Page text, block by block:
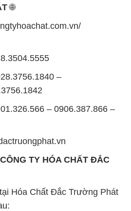
🌐
–
– 0906.387.866 –
TY HÓA CHẤT ĐẮC
tại Hóa Chất Đắc Trường Phát